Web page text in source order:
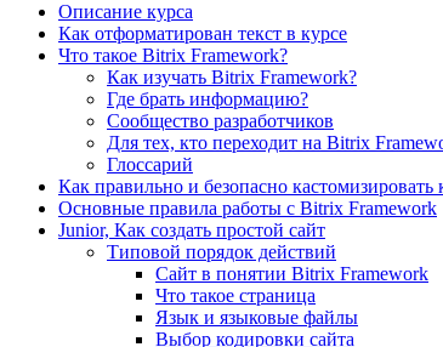
Описание курса
Как отформатирован текст в курсе
Что такое Bitrix Framework?
Как изучать Bitrix Framework?
Где брать информацию?
Сообщество разработчиков
Для тех, кто переходит на Bitrix
Глоссарий
Как правильно и безопасно
Основные правила работы с Bitrix Framework
Junior, Как создать простой сайт
Типовой порядок действий
Сайт в понятии Bitrix Framework
Что такое страница
Язык и языковые файлы
Выбор кодировки сайта